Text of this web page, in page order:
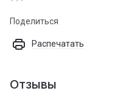
Поделиться
Распечатать
Отзывы